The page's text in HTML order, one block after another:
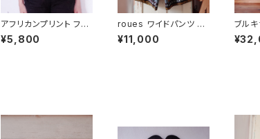
アフリカンプリント フレ
ンチスリーブトップ vari
ous wavy
¥5,800
roues ワイドパンツ ア
フリカンプリント(ケニ
ア)
¥11,000
ブル
の伝
スカー